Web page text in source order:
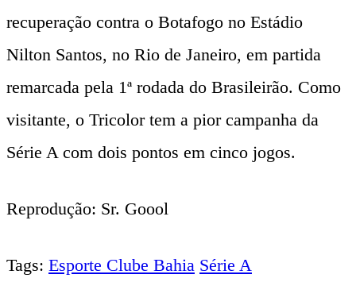
recuperação contra o Botafogo no Estádio
Nilton Santos, no Rio de Janeiro, em partida
remarcada pela 1ª rodada do Brasileirão. Como
visitante, o Tricolor tem a pior campanha da
Série A com dois pontos em cinco jogos.
Reprodução: Sr. Goool
Tags: Esporte Clube Bahia Série A